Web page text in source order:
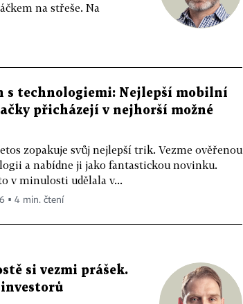
na střeše. Na
s technologiemi: Nejlepší mobilní
přicházejí v nejhorší možné
zopakuje svůj nejlepší trik. Vezme ověřenou
a nabídne ji jako fantastickou novinku.
v minulosti udělala v...
▪ 4 min. čtení
si vezmi prášek.